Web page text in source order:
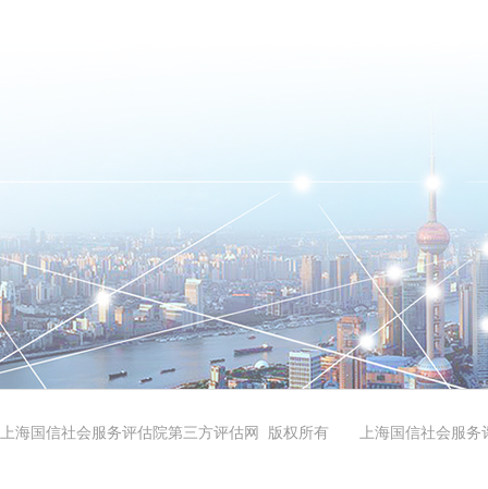
上海国信社会服务评估院第三方评估网 版权所有 上海国信社会服